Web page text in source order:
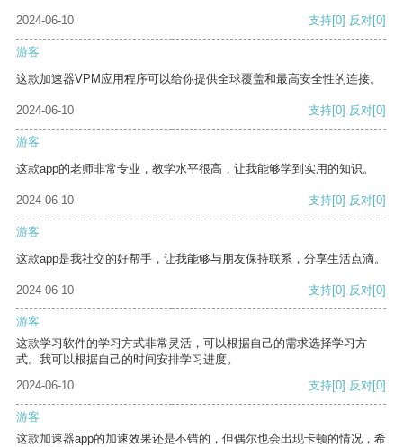
2024-06-10 支持[0] 反对[0]
游客
这款加速器VPM应用程序可以给你提供全球覆盖和最高安全性的连接。
2024-06-10 支持[0] 反对[0]
游客
这款app的老师非常专业，教学水平很高，让我能够学到实用的知识。
2024-06-10 支持[0] 反对[0]
游客
这款app是我社交的好帮手，让我能够与朋友保持联系，分享生活点滴。
2024-06-10 支持[0] 反对[0]
游客
这款学习软件的学习方式非常灵活，可以根据自己的需求选择学习方
式。我可以根据自己的时间安排学习进度。
2024-06-10
支持[0] 反对[0]
游客
这款加速器app的加速效果还是不错的，但偶尔也会出现卡顿的情况，希